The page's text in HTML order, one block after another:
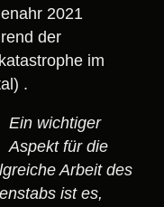
2021
der
im
.
Ein wichtiger
Aspekt für die
Arbeit des
ist es,